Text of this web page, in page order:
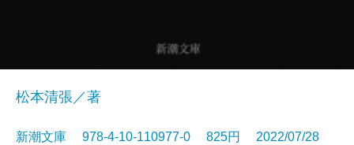
松本清張／著
新潮文庫 978-4-10-110977-0 825円 2022/07/28